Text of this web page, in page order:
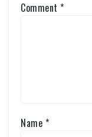
Comment *
Name *